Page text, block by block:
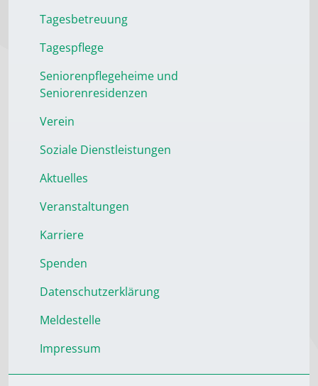
Tagesbetreuung
Tagespflege
Seniorenpflegeheime und
Seniorenresidenzen
Verein
Soziale Dienstleistungen
Aktuelles
Veranstaltungen
Karriere
Spenden
Datenschutzerklärung
Meldestelle
Impressum